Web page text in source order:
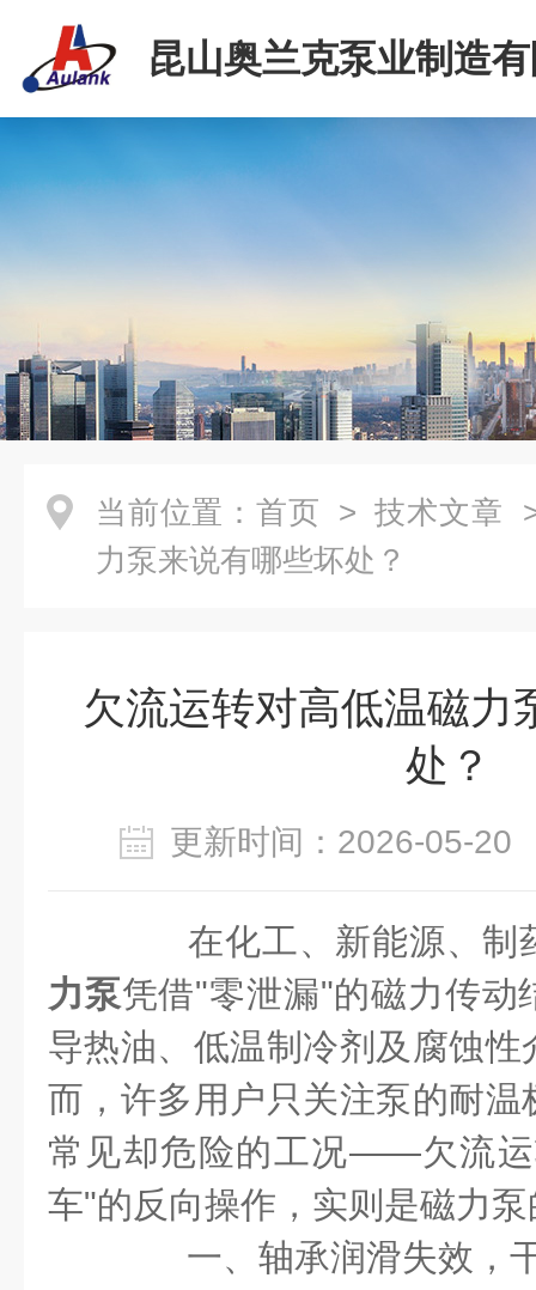
昆山奥兰克泵业制造
当前位置： 首页 > 技术文章
力泵来说有哪些坏处？
欠流运转对高低温磁力
处？
更新时间：2026-05-
在化工、新能源、制
力泵凭借"零泄漏"的磁力传动
导热油、低温制冷剂及腐蚀
而，许多用户只关注泵的耐
常见却危险的工况——欠流
车"的反向操作，实则是磁力
一、轴承润滑失效，